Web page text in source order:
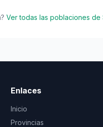
Ver todas las poblaciones de
Enlaces
Inicio
Provincias